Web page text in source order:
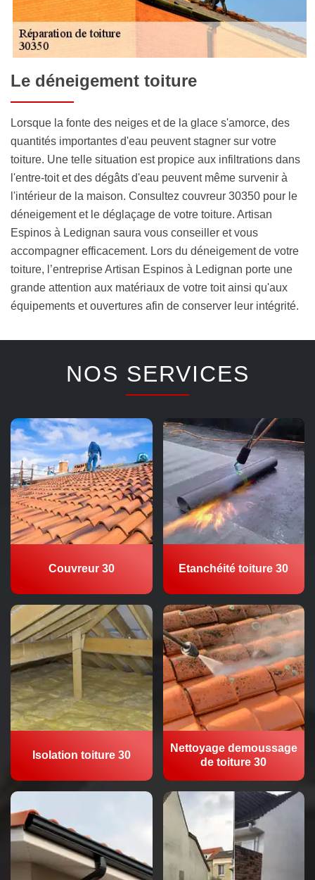
Le déneigement toiture
Lorsque la fonte des neiges et de la glace s'amorce, des
quantités importantes d'eau peuvent stagner sur votre
toiture. Une telle situation est propice aux infiltrations dans
l'entre-toit et des dégâts d'eau peuvent même survenir à
l'intérieur de la maison. Consultez couvreur 30350 pour le
déneigement et le déglaçage de votre toiture. Artisan
Espinos à Ledignan saura vous conseiller et vous
accompagner efficacement. Lors du déneigement de votre
toiture, l’entreprise Artisan Espinos à Ledignan porte une
grande attention aux matériaux de votre toit ainsi qu'aux
équipements et ouvertures afin de conserver leur intégrité.
NOS SERVICES
Couvreur 30 Etanchéité toiture 30
Isolation toiture 30
Nettoyage demoussage
de toiture 30